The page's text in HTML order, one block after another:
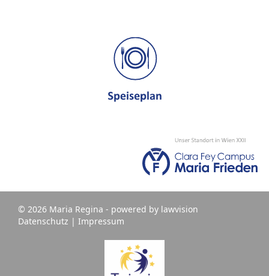
© 2026 Maria Regina - powered by lawvision
Datenschutz | Impressum